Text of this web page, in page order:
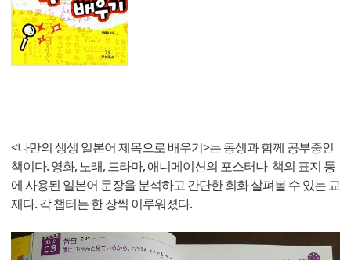
<나만의 생생 일본어 제목으로 배우기>는 동생과 함께 공부중인
책이다. 영화, 노래, 드라마, 애니메이션의 포스터나 책의 표지 등
에 사용된 일본어 문장을 분석하고 간단한 회화 살펴볼 수 있는 교
재다. 각 챕터는 한 장씩 이루워졌다.